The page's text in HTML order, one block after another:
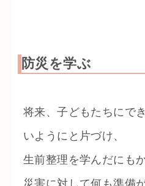
防災を学ぶ
将来、子どもたちにで
いようにと片づけ、
生前整理を学んだにも
災害に対して何も準備